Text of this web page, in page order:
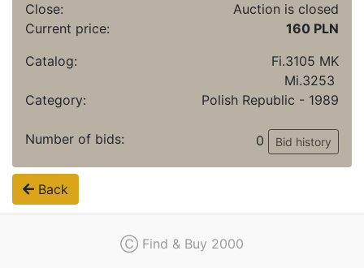
Close:
Auction is closed
Current price:
160 PLN
Catalog:
Fi.3105 MK
Mi.3253
Category:
Polish Republic - 1989
Number of bids: 0 Bid history
Back
Ⓒ Find & Buy 2000